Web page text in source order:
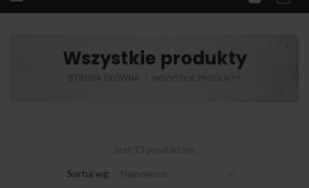
Wszystkie produkty
STRONA GŁÓWNA WSZYSTKIE PRODUKTY
Jest 13 produktów.
Sortuj wg: Najnowsze